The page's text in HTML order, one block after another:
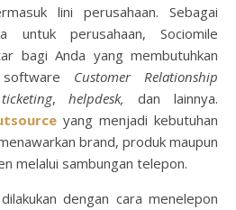
lini perusahaan. Sebagai
untuk perusahaan, Sociomile
bagi Anda yang membutuhkan
Customer Relationship
ticketing,helpdesk,dan lainnya.
yang menjadi kebutuhan
brand, produk maupun
melalui sambungan telepon.
dengan cara menelepon